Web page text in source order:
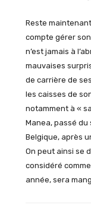
Reste
compte gérer son
n’est jamais à
mauvaises
de carrière de
les caisses de
notamment à «
Manea, passé du
Belgique, après
On peut ainsi se
considéré
année, sera